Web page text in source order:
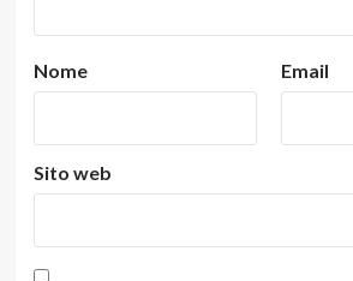
Nome Email
Sito web